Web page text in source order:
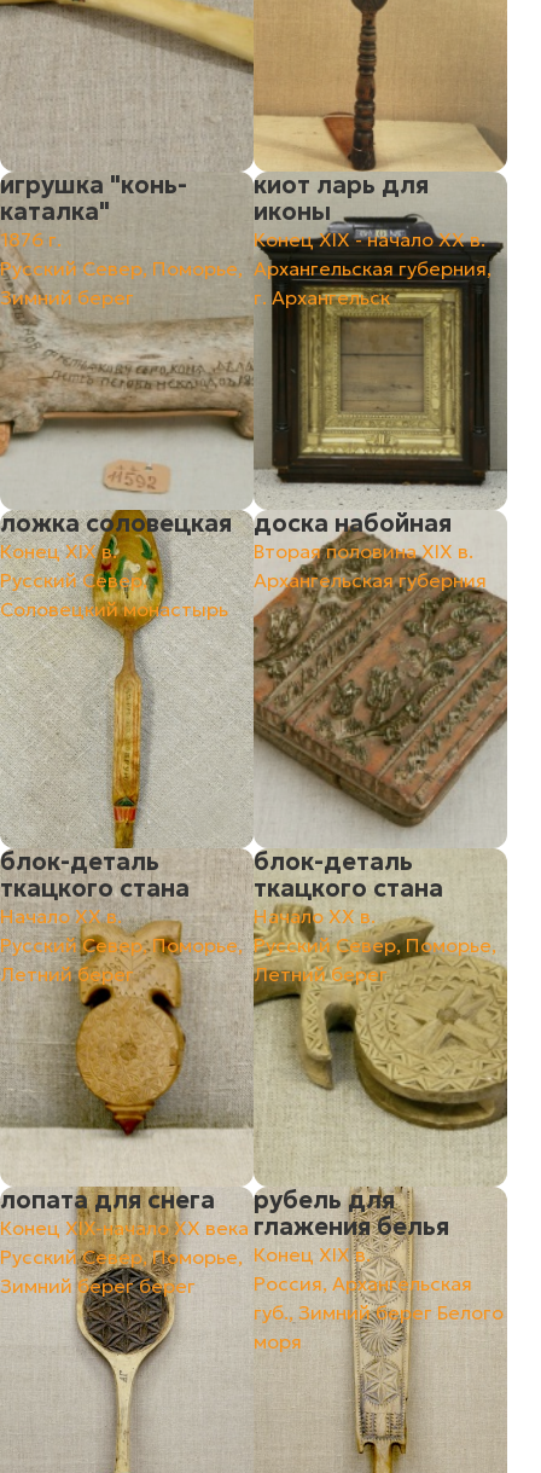
игрушка "конь-
каталка"
1876 г.
Русский Север, Поморье,
Зимний берег
киот ларь для
иконы
Конец ХIХ - начало ХХ в.
Архангельская губерния,
г. Архангельск
ложка соловецкая
Конец ХIХ в.
Русский Север,
Соловецкий монастырь
доска набойная
Вторая половина ХIХ в.
Архангельская губерния
блок-деталь
ткацкого стана
Начало ХХ в.
Русский Север, Поморье,
Летний берег
блок-деталь
ткацкого стана
Начало ХХ в.
Русский Север, Поморье,
Летний берег
лопата для снега
Конец XIX-начало XX века
Русский Север, Поморье,
Зимний берег берег
рубель для
глажения белья
Конец ХIХ в.
Россия, Архангельская
губ., Зимний берег Белого
моря